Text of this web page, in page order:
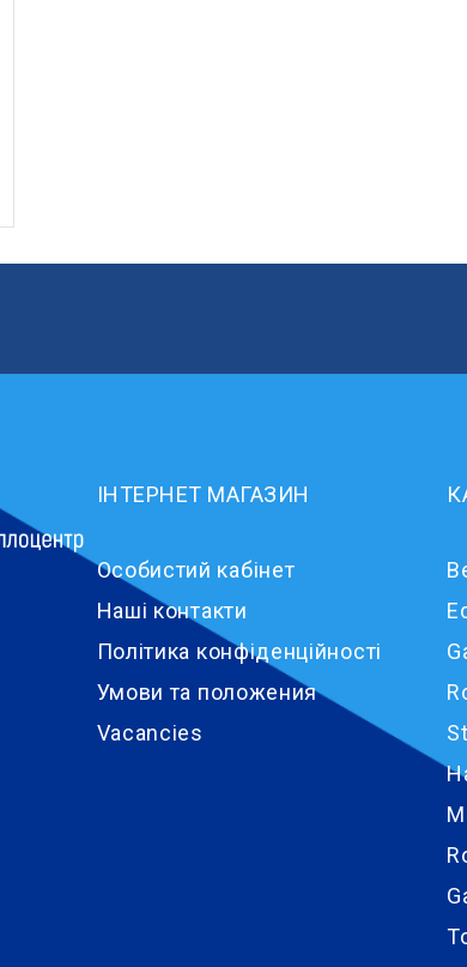
ІНТЕРНЕТ МАГАЗИН
Особистий кабінет
Наші контакти
Політика конфіденційності
Умови та положения
Vacancies